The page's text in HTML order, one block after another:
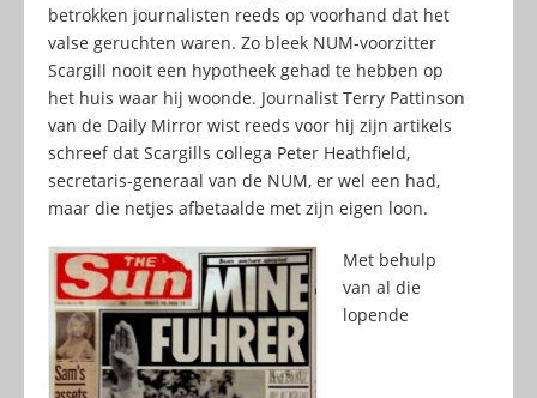
betrokken journalisten reeds op voorhand dat het
valse geruchten waren. Zo bleek NUM-voorzitter
Scargill nooit een hypotheek gehad te hebben op
het huis waar hij woonde. Journalist Terry Pattinson
van de Daily Mirror wist reeds voor hij zijn artikels
schreef dat Scargills collega Peter Heathfield,
secretaris-generaal van de NUM, er wel een had,
maar die netjes afbetaalde met zijn eigen loon.
Met behulp
van al die
lopende